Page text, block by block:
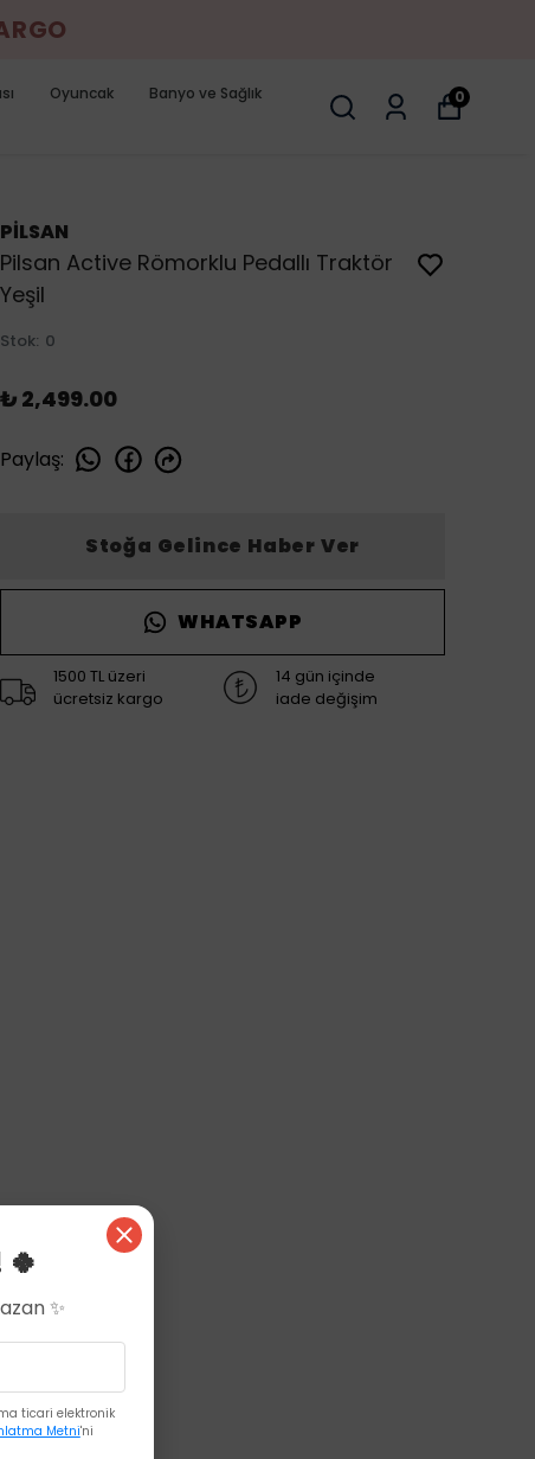
Oyuncak
Banyo ve Sağlık
0
PİLSAN
Pilsan Active Römorklu Pedallı Traktör
Yeşil
Stok: 0
₺ 2,499.00
Paylaş:
Stoğa Gelince Haber Ver
WHATSAPP
1500 TL üzeri
ücretsiz kargo
14 gün içinde
iade değişim
✨
ticari elektronik
Metni'ni